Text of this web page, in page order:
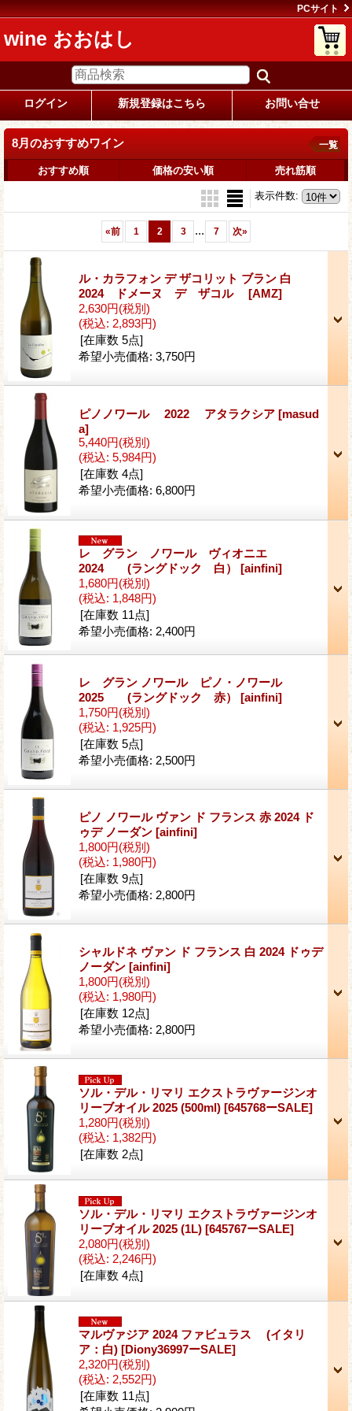
PCサイト
wine おおはし
ログイン 新規登録はこちら お問い合せ
8月のおすすめワイン 一覧
おすすめ順 価格の安い順 売れ筋順
表示件数:
«前 1 2 3 ... 7 次»
ル・カラフォン デ ザコリット ブラン 白
2024 ドメーヌ デ ザコル [AMZ]
2,630円(税別)
(税込: 2,893円)
[在庫数 5点]
希望小売価格: 3,750円
ピノノワール 2022 アタラクシア [masud
a]
5,440円(税別)
(税込: 5,984円)
[在庫数 4点]
希望小売価格: 6,800円
レ グラン ノワール ヴィオニエ
2024 (ラングドック 白） [ainfini]
1,680円(税別)
(税込: 1,848円)
[在庫数 11点]
希望小売価格: 2,400円
レ グラン ノワール ピノ・ノワール
2025 (ラングドック 赤） [ainfini]
1,750円(税別)
(税込: 1,925円)
[在庫数 5点]
希望小売価格: 2,500円
ピノ ノワール ヴァン ド フランス 赤 2024 ド
ゥデ ノーダン [ainfini]
1,800円(税別)
(税込: 1,980円)
[在庫数 9点]
希望小売価格: 2,800円
シャルドネ ヴァン ド フランス 白 2024 ドゥデ
ノーダン [ainfini]
1,800円(税別)
(税込: 1,980円)
[在庫数 12点]
希望小売価格: 2,800円
ソル・デル・リマリ エクストラヴァージンオ
リーブオイル 2025 (500ml) [645768ーSALE]
1,280円(税別)
(税込: 1,382円)
[在庫数 2点]
ソル・デル・リマリ エクストラヴァージンオ
リーブオイル 2025 (1L) [645767ーSALE]
2,080円(税別)
(税込: 2,246円)
[在庫数 4点]
マルヴァジア 2024 ファビュラス (イタリ
ア：白) [Diony36997ーSALE]
2,320円(税別)
(税込: 2,552円)
[在庫数 11点]